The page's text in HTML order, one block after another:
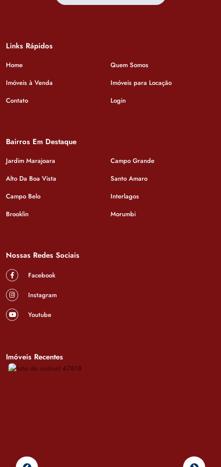
Links Rápidos
Home
Quem Somos
Imóveis à Venda
Imóveis para Locação
Contato
Login
Bairros Em Destaque
Jardim Marajoara
Campo Grande
Alto Da Boa Vista
Santo Amaro
Campo Belo
Interlagos
Brooklin
Morumbi
Nossas Redes Sociais
Facebook
Instagram
Youtube
Imóveis Recentes